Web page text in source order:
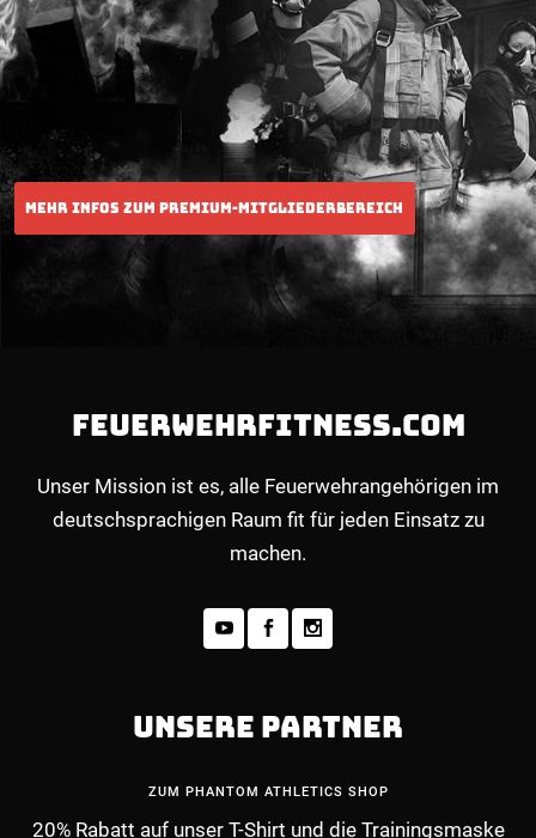
FEUERWEHRFITNESS.COM
Unser Mission ist es, alle Feuerwehrangehörigen im
deutschsprachigen Raum fit für jeden Einsatz zu
machen.
UNSERE PARTNER
ZUM PHANTOM ATHLETICS SHOP
20% Rabatt auf unser T-Shirt und die Trainingsmaske